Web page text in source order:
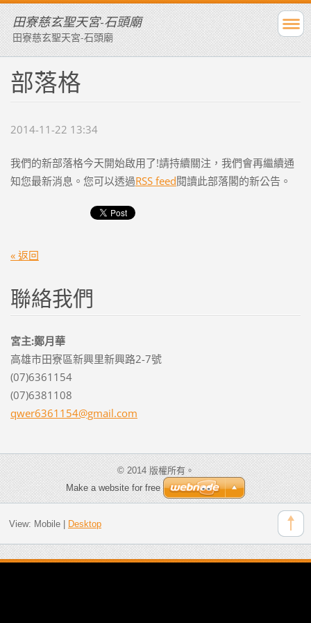
田寮慈玄聖天宮-石頭廟
田寮慈玄聖天宮-石頭廟
部落格
2014-11-22 13:34
我們的新部落格今天開始啟用了!請持續關注，我們會再繼續通
知您最新消息。您可以透過RSS feed閱讀此部落閣的新公告。
« 返回
聯絡我們
宮主:鄭月華
高雄市田寮區新興里新興路2-7號
(07)6361154
(07)6381108
qwer6361 154@gmail.com
© 2014 版權所有。
Make a website for free
View: Mobile| Desktop